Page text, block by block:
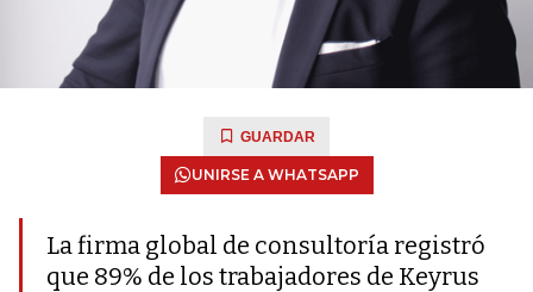
GUARDAR
UNIRSE A WHATSAPP
La firma global de consultoría registró
que 89% de los trabajadores de Keyrus